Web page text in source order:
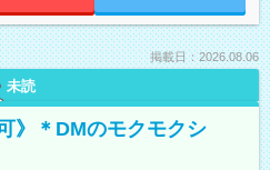
掲載日：2026.08.06
未読
》＊DMのモクモクシ